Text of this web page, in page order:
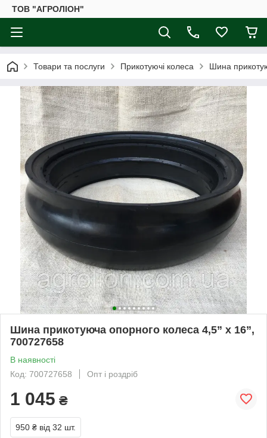
ТОВ "АГРОЛІОН"
Товари та послуги Прикотуючі колеса Шина
Шина прикотуюча опорного колеса 4,5” x 16”,
700727658
В наявності
Код: 700727658
Опт і роздріб
1 045 ₴
950 ₴ від 32 шт.